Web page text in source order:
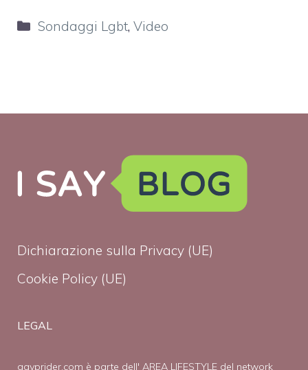
Categorie
Sondaggi Lgbt,Video
Dichiarazione sulla Privacy (UE)
Cookie Policy (UE)
LEGAL
gayprider.com è parte dell' AREA LIFESTYLE del network